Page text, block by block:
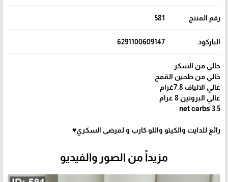
رقم المنتج 581
الباركود 6291100609147
خالي من السكر
خالي من طحين القمح
عالي الالياف 7.8غرام
عالي البروتين 8 غرام
3.5 net carbs
رائع للدايت والكيتو واللو كارب و لمرضى السكري♥️
مزيداً من الصور والفيديو